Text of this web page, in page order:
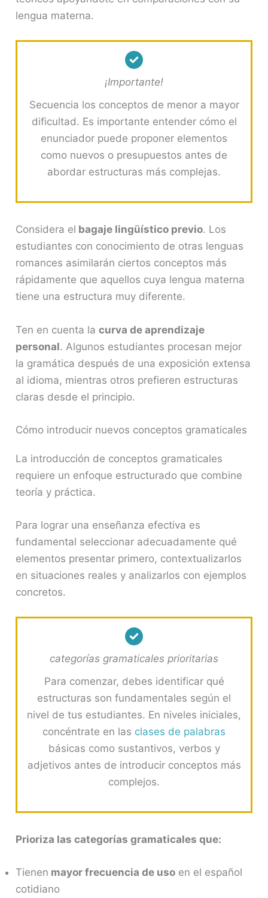
lengua materna.
¡Importante!
Secuencia los conceptos de menor a mayor
dificultad. Es importante entender cómo el
enunciador puede proponer elementos
como nuevos o presupuestos antes de
abordar estructuras más complejas.
Considera el bagaje lingüístico previo. Los
estudiantes con conocimiento de otras lenguas
romances asimilarán ciertos conceptos más
rápidamente que aquellos cuya lengua materna
tiene una estructura muy diferente.
Ten en cuenta lacurva de aprendizaje
personal. Algunos estudiantes procesan mejor
la gramática después de una exposición extensa
al idioma, mientras otros prefieren estructuras
claras desde el principio.
Cómo introducir nuevos conceptos gramaticales
La introducción de conceptos gramaticales
requiere un enfoque estructurado que combine
teoría y práctica.
Para lograr una enseñanza efectiva es
fundamental seleccionar adecuadamente qué
elementos presentar primero, contextualizarlos
en situaciones reales y analizarlos con ejemplos
concretos.
categorías gramaticales prioritarias
Para comenzar, debes identificar qué
estructuras son fundamentales según el
nivel de tus estudiantes. En niveles iniciales,
concéntrate en las clases de palabras
básicas como sustantivos, verbos y
adjetivos antes de introducir conceptos más
complejos.
Prioriza las categorías gramaticales que:
Tienen mayor frecuencia de uso en el español
cotidiano